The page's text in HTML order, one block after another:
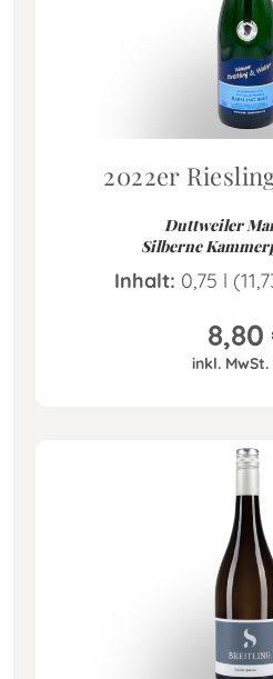
2022er
Duttweiler
Silberne
8,80
inkl. MwSt.
Inhalt: 0,75 l